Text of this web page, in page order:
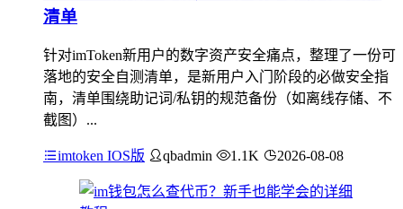
清单
针对imToken新用户的数字资产安全痛点，整理了一份可
落地的安全自测清单，是新用户入门阶段的必做安全指
南，清单围绕助记词/私钥的规范备份（如离线存储、不
截图）...
imtoken IOS版 qbadmin 1.1K 2026-08-08